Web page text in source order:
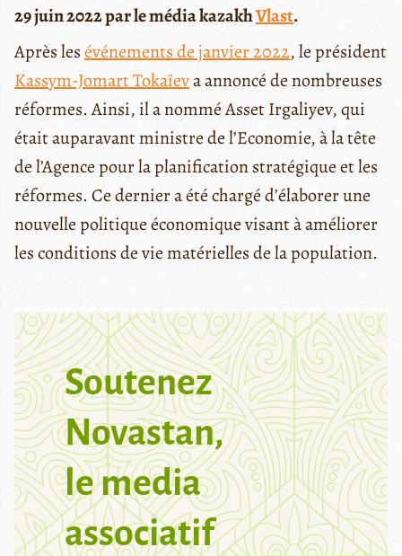
29 juin 2022 par le média kazakhVlast.
Après lesévénements de janvier 2022, le président
Kassym-Jomart Tokaïeva annoncé de nombreuses
réformes. Ainsi, il a nommé Asset Irgaliyev, qui
était auparavant ministre de l’Economie, à la tête
de l’Agence pour la planification stratégique et les
réformes. Ce dernier a été chargé d’élaborer une
nouvelle politique économique visant à améliorer
les conditions de vie matérielles de la population.
Soutenez
Novastan,
le media
associatif